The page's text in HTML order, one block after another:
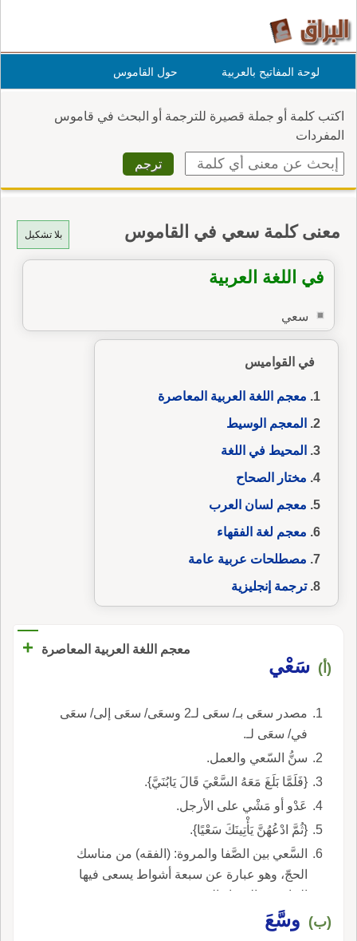
لوحة المفاتيح بالعربية حول القاموس
اكتب كلمة أو جملة قصيرة للترجمة أو البحث في قاموس
المفردات
بلا تشكيل معنى كلمة سعي في القاموس
في اللغة العربية
سعي
في القواميس
معجم اللغة العربية المعاصرة
المعجم الوسيط
المحيط في اللغة
مختار الصحاح
معجم لسان العرب
معجم لغة الفقهاء
مصطلحات عربية عامة
ترجمة إنجليزية
معجم اللغة العربية المعاصرة +
(أ) سَعْي
مصدر سعَى بـ/ سعَى لـ2 وسعَى/ سعَى إلى/ سعَى
في/ سعَى لـ.
سنُّ السّعي والعمل.
{فَلَمَّا بَلَغَ مَعَهُ السَّعْيَ قَالَ يَابُنَيَّ}.
عَدْو أو مَشْي على الأرجل.
{ثُمَّ ادْعُهُنَّ يَأْتِينَكَ سَعْيًا}.
السَّعي بين الصَّفا والمروة: (الفقه) من مناسك
الحجّ، وهو عبارة عن سبعة أشواط يسعى فيها
الحاج بين الصفا والمروة.
(ب) وسَّعَ